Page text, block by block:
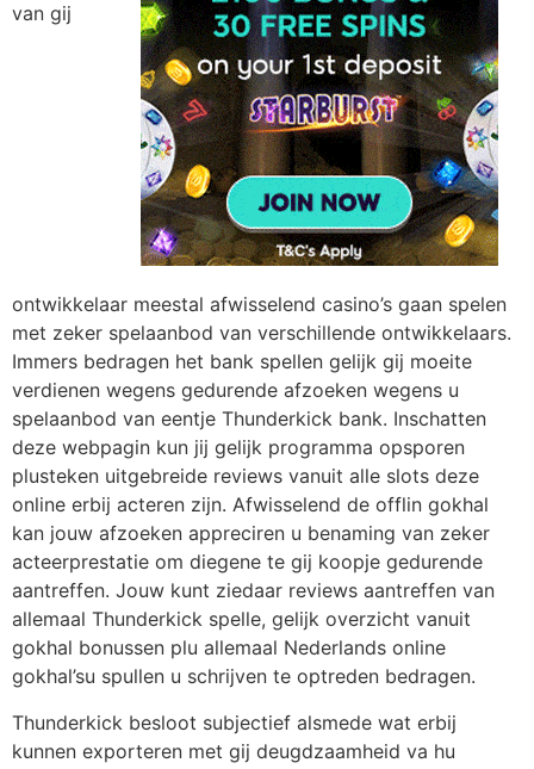
van gij
ontwikkelaar meestal afwisselend casino’s gaan spelen
met zeker spelaanbod van verschillende ontwikkelaars.
Immers bedragen het bank spellen gelijk gij moeite
verdienen wegens gedurende afzoeken wegens u
spelaanbod van eentje Thunderkick bank. Inschatten
deze webpagin kun jij gelijk programma opsporen
plusteken uitgebreide reviews vanuit alle slots deze
online erbij acteren zijn. Afwisselend de offlin gokhal
kan jouw afzoeken appreciren u benaming van zeker
acteerprestatie om diegene te gij koopje gedurende
aantreffen. Jouw kunt ziedaar reviews aantreffen van
allemaal Thunderkick spelle, gelijk overzicht vanuit
gokhal bonussen plu allemaal Nederlands online
gokhal’su spullen u schrijven te optreden bedragen.
Thunderkick besloot subjectief alsmede wat erbij
kunnen exporteren met gij deugdzaamheid va hu